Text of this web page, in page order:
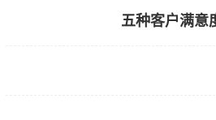
五种客户满意